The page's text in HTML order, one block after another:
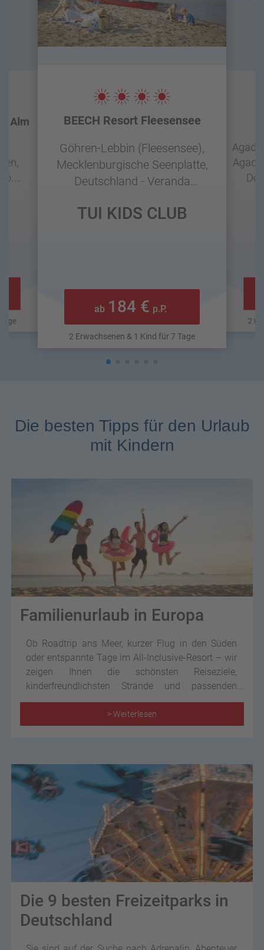
Alm
o.
BEECH Resort Fleesensee
Göhren-Lebbin (Fleesensee),
Mecklenburgische Seenplatte,
Deutschland - Veranda
TUI KIDS CLUB
ab 184 € p.P.
2 Erwachsenen & 1 Kind für 7 Tage
2
Die besten Tipps für den Urlaub
mit Kindern
Familienurlaub in Europa
Ob Roadtrip ans Meer, kurzer Flug in den Süden
oder entspannte Tage im All-Inclusive-Resort – wir
zeigen Ihnen die schönsten Reiseziele,
kinderfreundlichsten Strände und passenden
Unterkünfte für einen rundum gelungenen
Familienurlaub in Europa.> Weiterlesen
Die 9 besten Freizeitparks in
Deutschland